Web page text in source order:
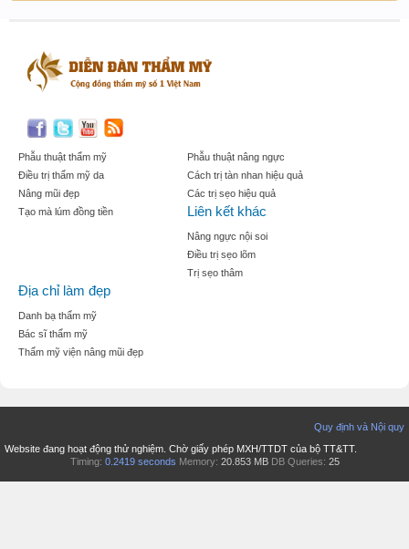
Phẫu thuật thẩm mỹ
Điều trị thẩm mỹ da
Nâng mũi đẹp
Tạo mà lúm đồng tiền
Phẫu thuật nâng ngực
Cách trị tàn nhan hiệu quả
Các trị sẹo hiệu quả
Liên kết khác
Nâng ngực nội soi
Điều trị sẹo lõm
Trị sẹo thâm
Địa chỉ làm đẹp
Danh bạ thẩm mỹ
Bác sĩ thẩm mỹ
Thẩm mỹ viện nâng mũi đẹp
Quy định và Nội quy
Website đang hoạt động thử nghiệm. Chờ giấy phép MXH/TTDT của bộ TT&TT.
Timing: 0.2419 seconds Memory: 20.853 MB DB Queries: 25